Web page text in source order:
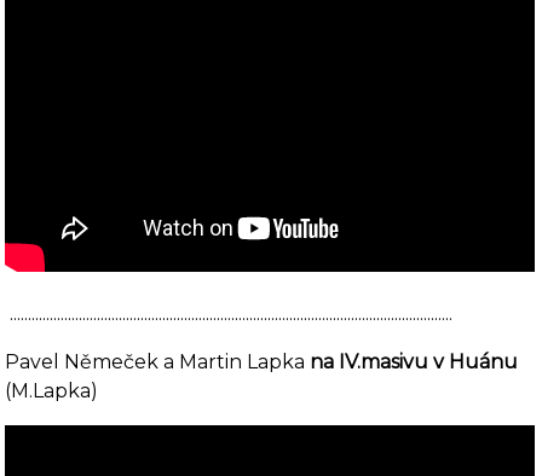
..........................................................................................................................
Pavel Němeček a Martin Lapka na IV.masivu v Huánu
(M.Lapka)